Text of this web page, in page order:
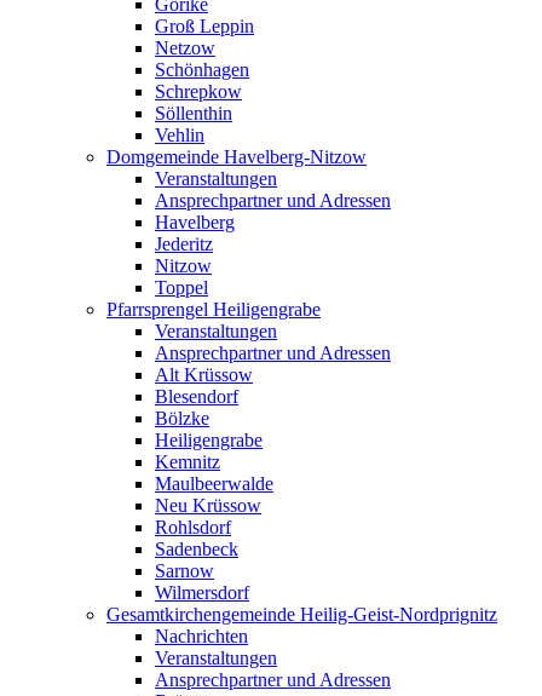
Görike
Groß Leppin
Netzow
Schönhagen
Schrepkow
Söllenthin
Vehlin
Domgemeinde Havelberg-Nitzow
Veranstaltungen
Ansprechpartner und Adressen
Havelberg
Jederitz
Nitzow
Toppel
Pfarrsprengel Heiligengrabe
Veranstaltungen
Ansprechpartner und Adressen
Alt Krüssow
Blesendorf
Bölzke
Heiligengrabe
Kemnitz
Maulbeerwalde
Neu Krüssow
Rohlsdorf
Sadenbeck
Sarnow
Wilmersdorf
Gesamtkirchengemeinde Heilig-Geist-Nordprignitz
Nachrichten
Veranstaltungen
Ansprechpartner und Adressen